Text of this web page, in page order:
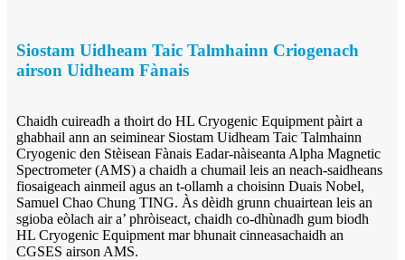
Siostam Uidheam Taic Talmhainn Criogenach
airson Uidheam Fànais
Chaidh cuireadh a thoirt do HL Cryogenic Equipment pàirt a
ghabhail ann an seiminear Siostam Uidheam Taic Talmhainn
Cryogenic den Stèisean Fànais Eadar-nàiseanta Alpha Magnetic
Spectrometer (AMS) a chaidh a chumail leis an neach-saidheans
fiosaigeach ainmeil agus an t-ollamh a choisinn Duais Nobel,
Samuel Chao Chung TING. Às dèidh grunn chuairtean leis an
sgioba eòlach air a’ phròiseact, chaidh co-dhùnadh gum biodh
HL Cryogenic Equipment mar bhunait cinneasachaidh an
CGSES airson AMS.